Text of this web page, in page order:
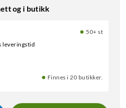
og i butikk
50+ st
leveringstid
Finnes i 20 butikker.